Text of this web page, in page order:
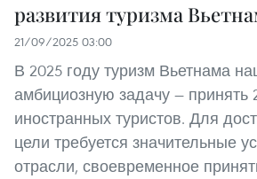
развития туризма
21/09/2025 03:00
В 2025 году туризм Вьетнама
амбициозную задачу — принять
иностранных туристов. Для
цели требуется значительные
отрасли, своевременное